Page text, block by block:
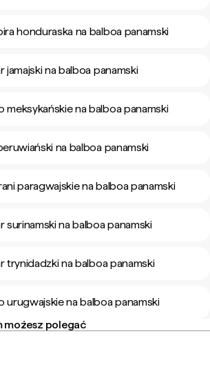
honduraska na balboa panamski
na balboa panamski
meksykańskie na balboa panamski
na balboa panamski
paragwajskie na balboa panamski
surinamski na balboa panamski
trynidadzki na balboa panamski
urugwajskie na balboa panamski
możesz polegać